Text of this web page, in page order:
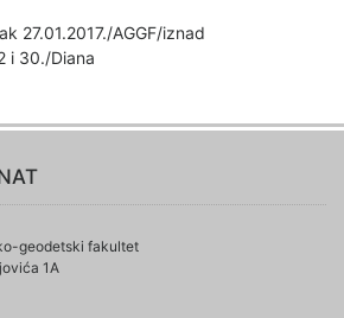
27.01.2017./AGGF/iznad
i 30./Diana
geodetski fakultet
1A